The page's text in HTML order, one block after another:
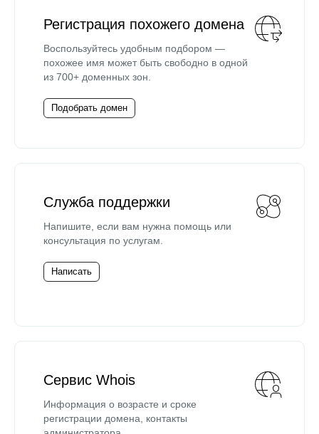
Регистрация похожего домена
Воспользуйтесь удобным подбором —
похожее имя может быть свободно в одной
из 700+ доменных зон.
Подобрать домен
Служба поддержки
Напишите, если вам нужна помощь или
консультация по услугам.
Написать
Сервис Whois
Информация о возрасте и сроке
регистрации домена, контакты